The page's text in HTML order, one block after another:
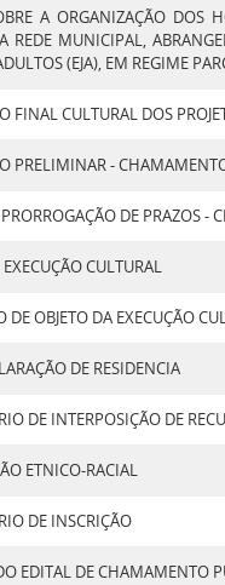
A ORGANIZAÇÃO DOS
REDE MUNICIPAL,
(EJA), EM REGIME
FINAL CULTURAL DOS
PRELIMINAR -
DE PRAZOS
CULTURAL
DE OBJETO DA EXECUÇÃO
DE RESIDENCIA
DE INTERPOSIÇÃO DE
ETNICO-RACIAL
DE INSCRIÇÃO
EDITAL DE CHAMAMENTO